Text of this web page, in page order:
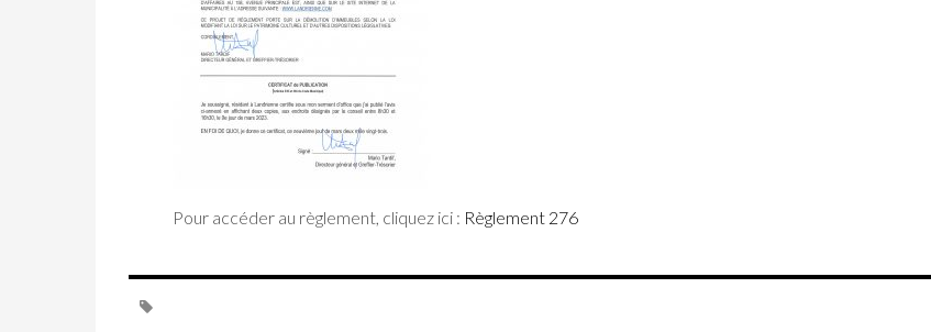
Pour accéder au règlement, cliquez ici : Règlement 276